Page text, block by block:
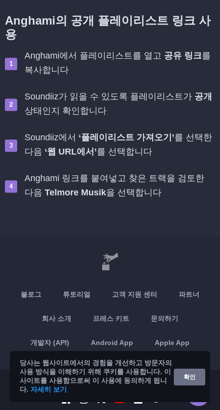
Anghami의 공개 플레이리스트 링크 사
용
Anghami에서 플레이리스트를 열고 공유 링크를
복사합니다
Soundiiz가 읽을 수 있도록 플레이리스트가 공개
상태인지 확인합니다
Soundiiz에서 ‘플레이리스트 가져오기’를 선택한
다음 ‘웹 URL에서’를 선택합니다
Anghami 링크를 붙여넣고 찾은 트랙을 검토한
다음 Telmore Musik을 선택합니다
블로그 튜토리얼 고객 지원 센터 파트너
회사 소개 프레스 키트 문의하기
개발자 (API) Android App Apple App
© 2026 Brickoft 개인정보 보호 및 약관 서비스 상태
당사는 웹사이트에서의 경험을 개선하고 방문자의
사용 방식을 이해하기 위해 쿠키를 사용합니다. 이
사이트를 사용함으로써 이 사용에 동의하게 됩니
다. 자세히 보기
확인